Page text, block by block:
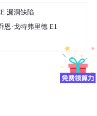
漏洞缺陷
恩·戈特弗里德 E1